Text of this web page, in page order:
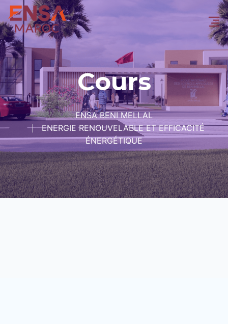
Cours
ENSA BENI MELLAL
ENERGIE RENOUVELABLE ET EFFICACITÉ
ÉNERGÉTIQUE